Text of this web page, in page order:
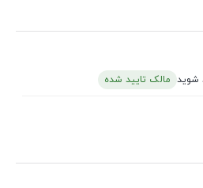
شوید مالک تایید شده